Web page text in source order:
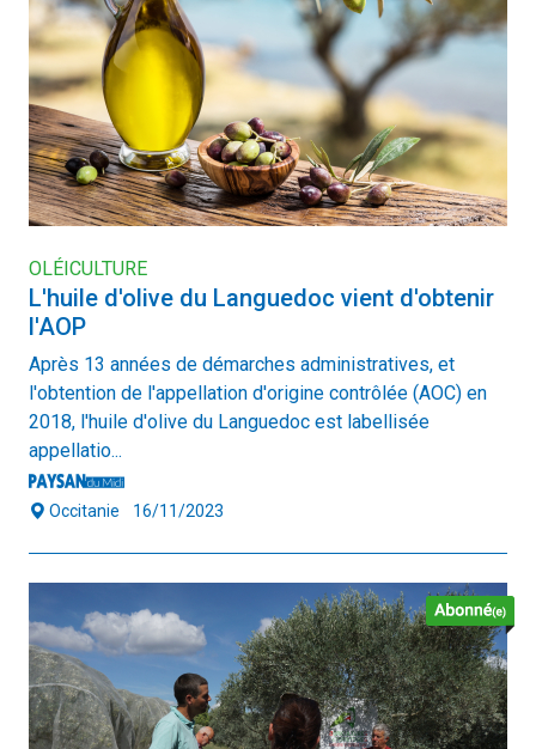
OLÉICULTURE
L'huile d'olive du Languedoc vient d'obtenir
l'AOP
Après 13 années de démarches administratives, et
l'obtention de l'appellation d'origine contrôlée (AOC) en
2018, l'huile d'olive du Languedoc est labellisée
appellatio...
Occitanie 16/11/2023